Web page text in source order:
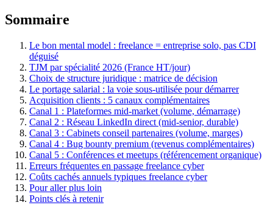
Sommaire
Le bon mental model : freelance = entreprise solo, pas CDI
déguisé
TJM par spécialité 2026 (France HT/jour)
Choix de structure juridique : matrice de décision
Le portage salarial : la voie sous-utilisée pour démarrer
Acquisition clients : 5 canaux complémentaires
Canal 1 : Plateformes mid-market (volume, démarrage)
Canal 2 : Réseau LinkedIn direct (mid-senior, durable)
Canal 3 : Cabinets conseil partenaires (volume, marges)
Canal 4 : Bug bounty premium (revenus complémentaires)
Canal 5 : Conférences et meetups (référencement organique)
Erreurs fréquentes en passage freelance cyber
Coûts cachés annuels typiques freelance cyber
Pour aller plus loin
Points clés à retenir